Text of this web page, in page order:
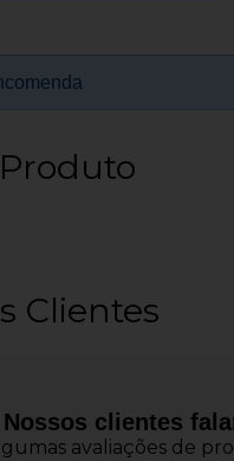
Clientes
Nossos clientes
avaliações de